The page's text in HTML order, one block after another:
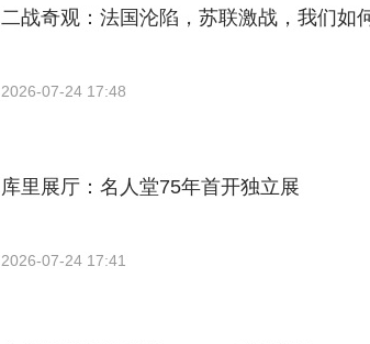
二战奇观：法国沦陷，苏联激战，我们如
2026-07-24 17:48
库里展厅：名人堂75年首开独立展
2026-07-24 17:41